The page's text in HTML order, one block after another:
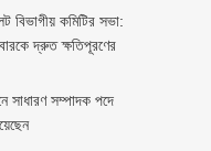
বিভাগীয় কমিটির সভা:
দ্রুত ক্ষতিপূরণের
সাধারণ সম্পাদক পদে